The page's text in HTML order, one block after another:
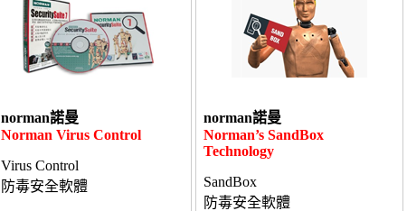
norman諾曼
Norman Virus Control
Virus Control
防毒安全軟體
norman諾曼
Norman’s SandBox
Technology
SandBox
防毒安全軟體